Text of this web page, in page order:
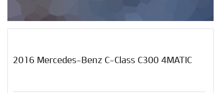
2016 Mercedes-Benz C-Class C300 4MATIC